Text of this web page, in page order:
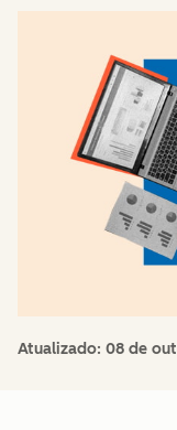
Atualizado: 08 de